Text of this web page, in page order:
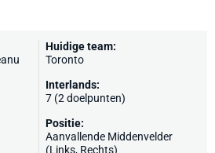
Huidige team:
Toronto
Interlands:
7 (2 doelpunten)
Positie:
Aanvallende Middenvelder
(Links, Rechts)